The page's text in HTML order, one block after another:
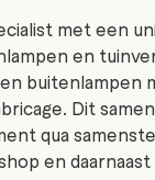
met een
en
buitenlampen
Dit
qua
en